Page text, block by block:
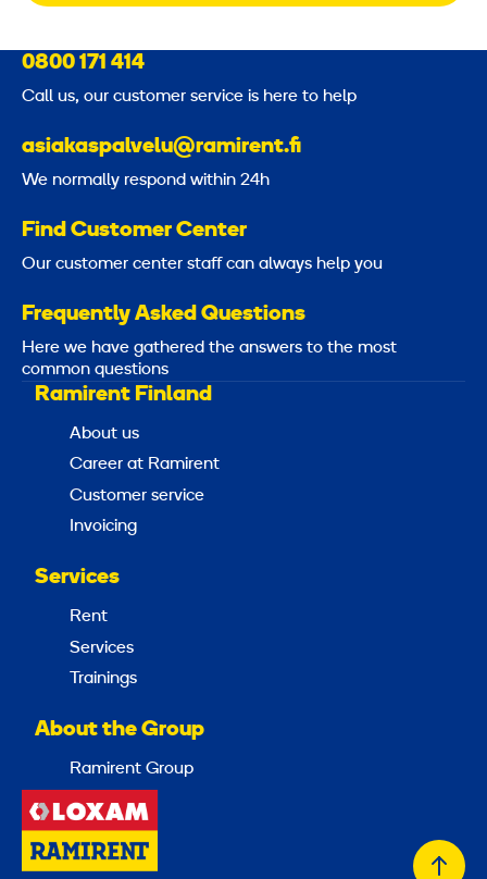
0800 171 414
Call us, our customer service is here to help
asiakaspalvelu@ramirent.fi
We normally respond within 24h
Find Customer Center
Our customer center staff can always help you
Frequently Asked Questions
Here we have gathered the answers to the most
common questions
Ramirent Finland
About us
Career at Ramirent
Customer service
Invoicing
Services
Rent
Services
Trainings
About the Group
Ramirent Group